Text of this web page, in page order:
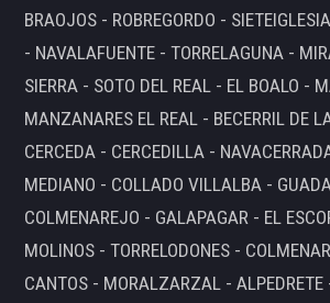
BRAOJOS - ROBREGORDO -
- NAVALAFUENTE - TORRELAGUNA -
SIERRA - SOTO DEL REAL - EL BOALO -
MANZANARES EL REAL - BECERRIL DE
CERCEDA - CERCEDILLA -
MEDIANO - COLLADO VILLALBA -
COLMENAREJO - GALAPAGAR - EL
MOLINOS - TORRELODONES -
CANTOS - MORALZARZAL - ALPEDRETE